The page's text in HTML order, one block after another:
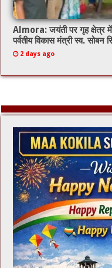
Almora: जयंती पर गृह क्षेत्र
पर्वतीय विकास मंत्री स्व. सोबन
2 days ago